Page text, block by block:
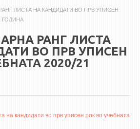
- НАУЧНО СПИСАНИЕ
ЛИСТА НА КАНДИДАТИ ВО ПРВ УПИСЕН
ГОДИНА
РАНГ ЛИСТА
ВО ПРВ УПИСЕН
2020/21
на кандидати во прв уписен рок во учебната